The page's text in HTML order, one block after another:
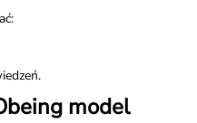
model